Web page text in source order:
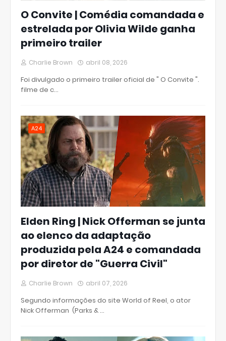
O Convite | Comédia comandada e
estrelada por Olivia Wilde ganha
primeiro trailer
Charlie Brown abril 08, 2026
Foi divulgado o primeiro trailer oficial de " O Convite ".
filme de c…
A24
Elden Ring | Nick Offerman se junta
ao elenco da adaptação
produzida pela A24 e comandada
por diretor de "Guerra Civil"
Charlie Brown abril 07, 2026
Segundo informações do site World of Reel, o ator
Nick Offerman (Parks & …